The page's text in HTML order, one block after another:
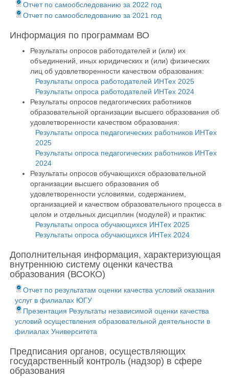
Отчет по самообследованию за 2022 год
Отчет по самообследованию за 2021 год
Информация по программам ВО
Результаты опросов работодателей и (или) их
объединений, иных юридических и (или) физических
лиц об удовлетворенности качеством образования:
Результаты опроса работодателей ИНТех 2025
Результаты опроса работодателей ИНТех 2024
Результаты опросов педагогических работников
образовательной организации высшего образования об
удовлетворенности качеством образования:
Результаты опроса педагогических работников ИНТех
2025
Результаты опроса педагогических работников ИНТех
2024
Результаты опросов обучающихся образовательной
организации высшего образования об
удовлетворенности условиями, содержанием,
организацией и качеством образовательного процесса в
целом и отдельных дисциплин (модулей) и практик:
Результаты опроса обучающихся ИНТех 2025
Результаты опроса обучающихся ИНТех 2024
Дополнительная информация, характеризующая
внутреннюю систему оценки качества
образования (ВСОКО)
Отчет по результатам оценки качества условий оказания
услуг в филиалах ЮГУ
Презентация Результаты независимой оценки качества
условий осуществления образовательной деятельности в
филиалах Университета
Предписания органов, осуществляющих
государственный контроль (надзор) в сфере
образования